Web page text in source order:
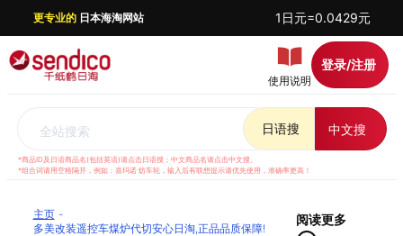
更专业的日本海淘网站 1日元=0.0429元
使用说明
登录/注册
全站搜索 日语搜 中文搜
*商品ID及日语商品名(包括英语)请点击日语搜；中文商品名请点击中文搜。
*组合词请用空格隔开，例如：喜玛诺 纺车轮，输入后有联想提示请优先使用，准确率更高！
主页
多美改装遥控车煤炉代切安心日淘,正品品质保障!
阅读更多